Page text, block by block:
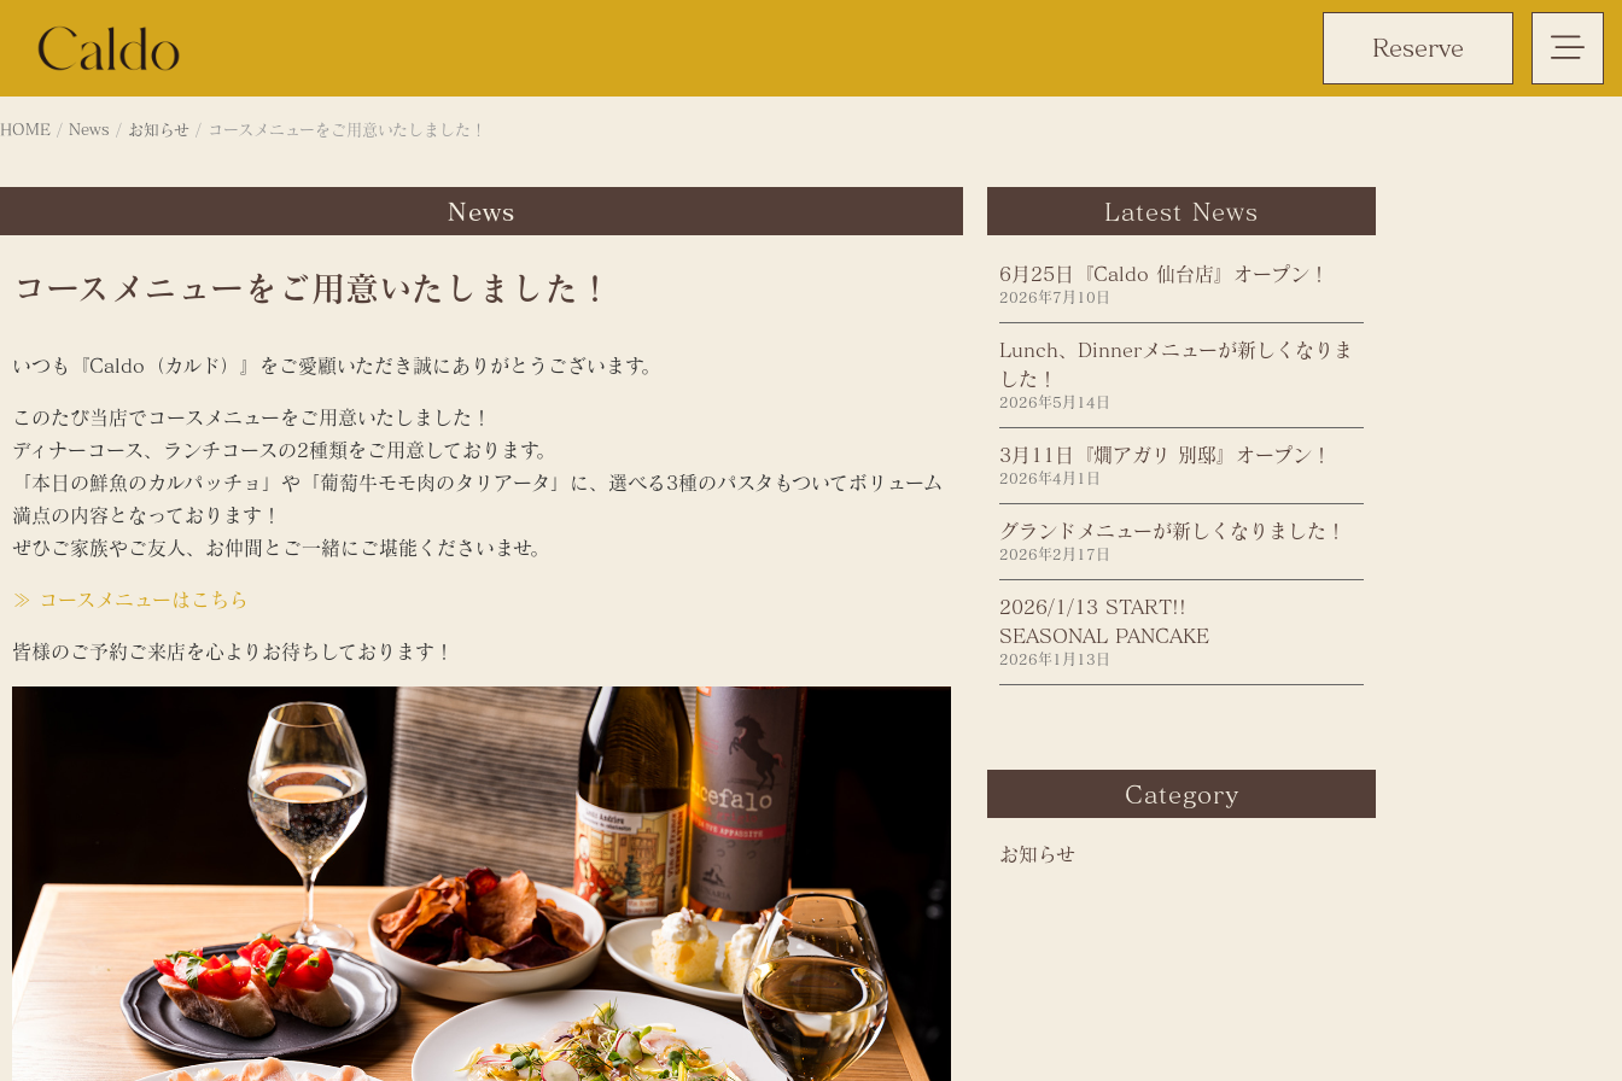
Reserve
HOME / News / お知らせ / コースメニューをご用意いたしました！
News
コースメニューをご用意いたしました！
いつも『Caldo（カルド）』をご愛顧いただき誠にありがとうございます。
このたび当店でコースメニューをご用意いたしました！
ディナーコース、ランチコースの2種類をご用意しております。
「本日の鮮魚のカルパッチョ」や「葡萄牛モモ肉のタリアータ」に、選べる3種のパスタもついてボリューム
満点の内容となっております！
ぜひご家族やご友人、お仲間とご一緒にご堪能くださいませ。
≫ コースメニューはこちら
皆様のご予約ご来店を心よりお待ちしております！
Latest News
6月25日『Caldo 仙台店』オープン！
2026年7月10日
Lunch、Dinnerメニューが新しくなりま
した！
2026年5月14日
3月11日『燗アガリ 別邸』オープン！
2026年4月1日
グランドメニューが新しくなりました！
2026年2月17日
2026/1/13 START!!
SEASONAL PANCAKE
2026年1月13日
Category
お知らせ